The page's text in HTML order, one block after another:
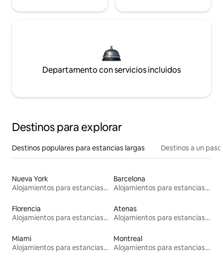
Departamento con servicios incluidos
Destinos para explorar
Destinos populares para estancias largas Destinos a un
Nueva York
Alojamientos para estancias largas
Barcelona
Alojamientos para estancias largas
Florencia
Alojamientos para estancias largas
Atenas
Alojamientos para estancias largas
Miami
Alojamientos para estancias largas
Montreal
Alojamientos para estancias largas